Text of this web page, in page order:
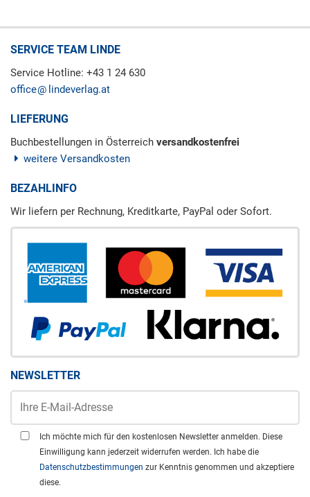
SERVICE TEAM LINDE
Service Hotline: +43 1 24 630
office
lindeverlag.at
LIEFERUNG
Buchbestellungen in Österreich versandkostenfrei
weitere Versandkosten
BEZAHLINFO
Wir liefern per Rechnung, Kreditkarte, PayPal oder Sofort.
NEWSLETTER
Ich möchte mich für den kostenlosen Newsletter anmelden. Diese
Einwilligung kann jederzeit widerrufen werden. Ich habe die
Datenschutzbestimmungen zur Kenntnis genommen und akzeptiere
diese.